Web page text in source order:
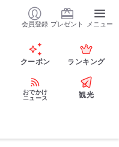
会員登録 プレゼント メニュー
クーポン ランキング
おでかけ
ニュース
観光